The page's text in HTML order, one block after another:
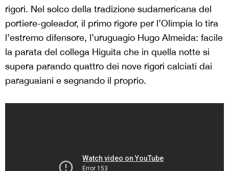
rigori. Nel solco della tradizione sudamericana del
portiere-goleador, il primo rigore per l’Olimpia lo tira
l’estremo difensore, l’uruguagio Hugo Almeida: facile
la parata del collega Higuita che in quella notte si
supera parando quattro dei nove rigori calciati dai
paraguaiani e segnando il proprio.